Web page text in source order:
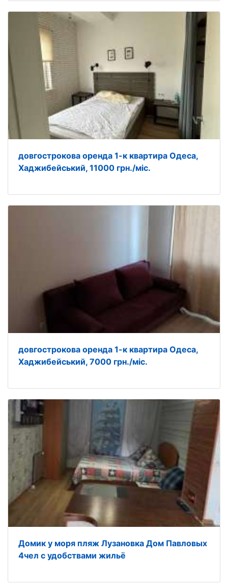
довгострокова оренда 1-к квартира Одеса,
Хаджибейський, 11000 грн./міс.
довгострокова оренда 1-к квартира Одеса,
Хаджибейський, 7000 грн./міс.
Домик у моря пляж Лузановка Дом Павловых
4чел с удобствами жильё